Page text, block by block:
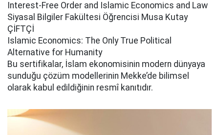
Interest-Free Order and Islamic Economics and Law
Siyasal Bilgiler Fakültesi Öğrencisi Musa Kutay
ÇİFTÇİ
Islamic Economics: The Only True Political
Alternative for Humanity
Bu sertifikalar, İslam ekonomisinin modern dünyaya
sunduğu çözüm modellerinin Mekke’de bilimsel
olarak kabul edildiğinin resmî kanıtıdır.